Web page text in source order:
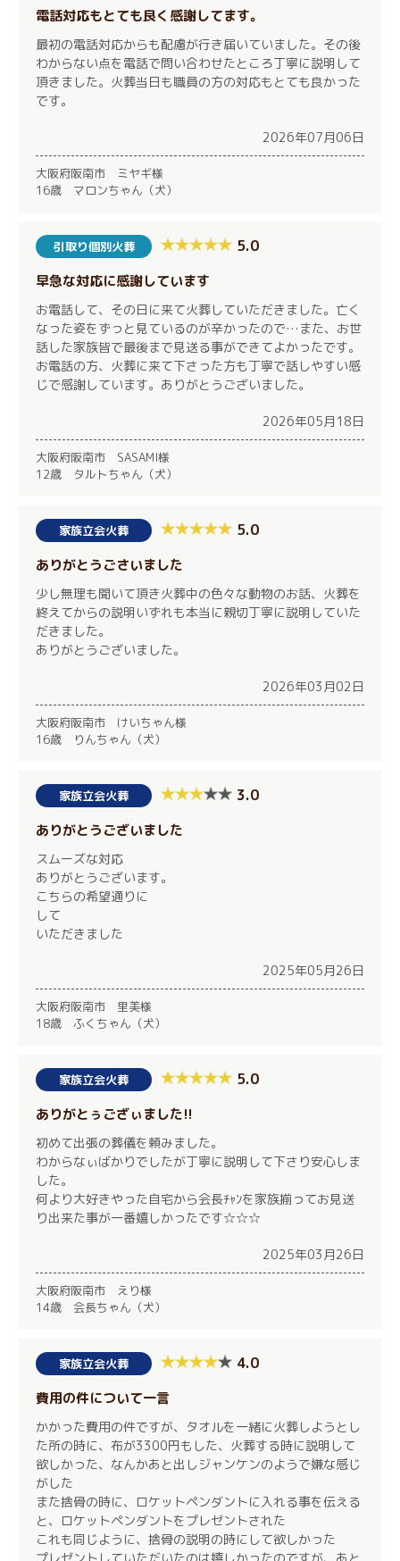
電話対応もとても良く感謝してます。
最初の電話対応からも配慮が行き届いていました。その後
わからない点を電話で問い合わせたところ丁寧に説明して
頂きました。火葬当日も職員の方の対応もとても良かった
です。
2026年07月06日
大阪府阪南市 ミヤギ様
16歳 マロンちゃん（犬）
引取り個別火葬 5.0
早急な対応に感謝しています
お電話して、その日に来て火葬していただきました。亡く
なった姿をずっと見ているのが辛かったので…また、お世
話した家族皆で最後まで見送る事ができてよかったです。
お電話の方、火葬に来て下さった方も丁寧で話しやすい感
じで感謝しています。ありがとうございました。
2026年05月18日
大阪府阪南市 SASAMI様
12歳 タルトちゃん（犬）
家族立会火葬 5.0
ありがとうごさいました
少し無理も聞いて頂き火葬中の色々な動物のお話、火葬を
終えてからの説明いずれも本当に親切丁寧に説明していた
だきました。
ありがとうございました。
2026年03月02日
大阪府阪南市 けいちゃん様
16歳 りんちゃん（犬）
家族立会火葬 3.0
ありがとうございました
スムーズな対応
ありがとうございます。
こちらの希望通りに
して
いただきました
2025年05月26日
大阪府阪南市 里美様
18歳 ふくちゃん（犬）
家族立会火葬 5.0
ありがとぅござぃました!!
初めて出張の葬儀を頼みました。
わからなぃばかりでしたが丁寧に説明して下さり安心しま
した。
何より大好きやった自宅から会長ﾁｬﾝを家族揃ってお見送
り出来た事が一番嬉しかったです☆☆☆
2025年03月26日
大阪府阪南市 えり様
14歳 会長ちゃん（犬）
家族立会火葬 4.0
費用の件について一言
かかった費用の件ですが、タオルを一緒に火葬しようとし
た所の時に、布が3300円もした、火葬する時に説明して
欲しかった、なんかあと出しジャンケンのようで嫌な感じ
がした
また捨骨の時に、ロケットペンダントに入れる事を伝える
と、ロケットペンダントをプレゼントされた
これも同じように、捨骨の説明の時にして欲しかった